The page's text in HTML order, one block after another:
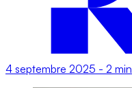
4 septembre 2025 - 2 min